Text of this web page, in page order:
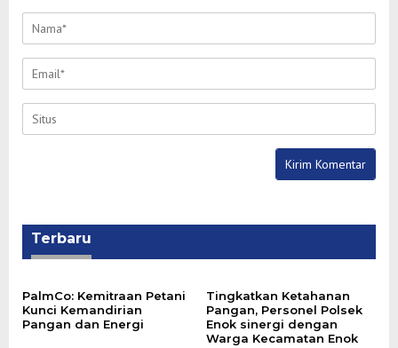
Terbaru
PalmCo: Kemitraan Petani
Kunci Kemandirian
Pangan dan Energi
Tingkatkan Ketahanan
Pangan, Personel Polsek
Enok sinergi dengan
Warga Kecamatan Enok